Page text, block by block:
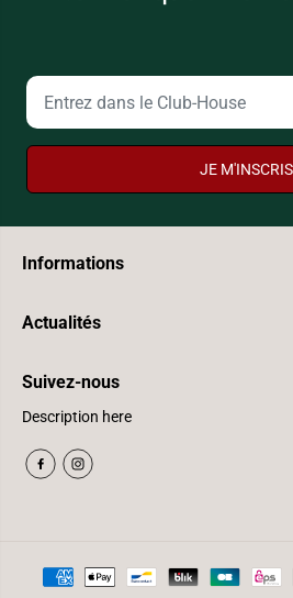
JE M'INSCRIS
Informations
Actualités
Suivez-nous
Description here